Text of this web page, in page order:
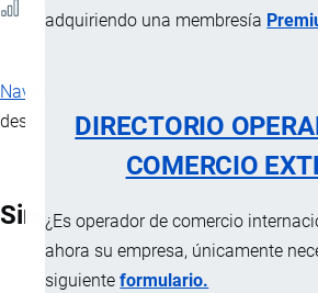
adquiriendo una membresía
DIRECTORIO
COMERCIO
¿Es operador de comercio
ahora su empresa, únicamente
siguienteformulario.
Nave
desciende barcazas con carga.
Sinónimos
Porta gabarras